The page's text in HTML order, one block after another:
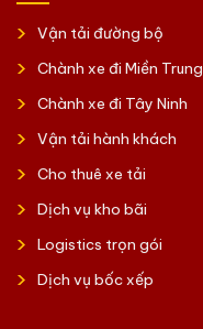
Vận tải đường bộ
Chành xe đi Miền Trung
Chành xe đi Tây Ninh
Vận tải hành khách
Cho thuê xe tải
Dịch vụ kho bãi
Logistics trọn gói
Dịch vụ bốc xếp